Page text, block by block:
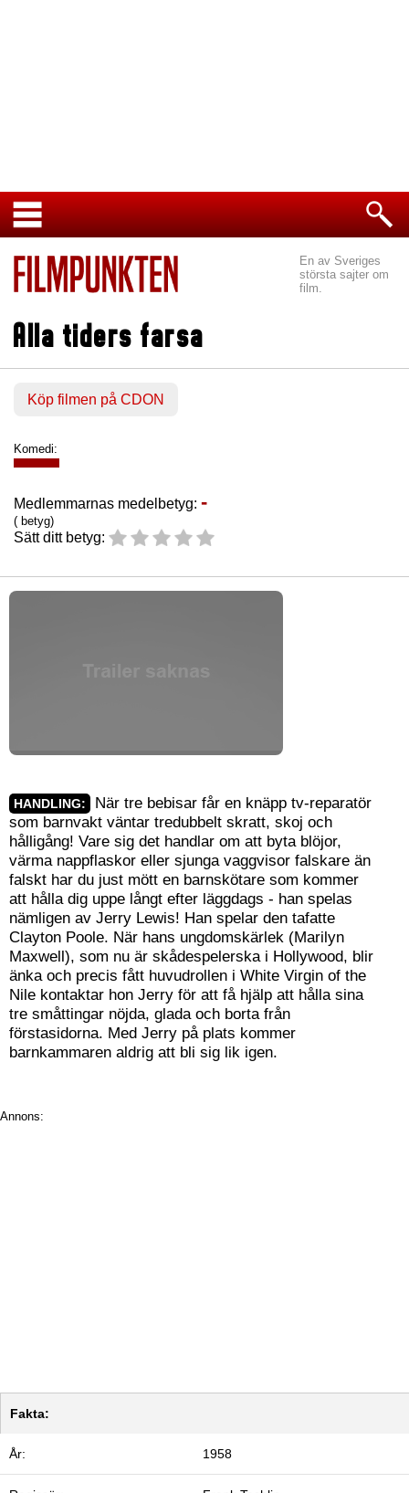
En av Sveriges
största sajter om
film.
Alla tiders farsa
Köp filmen på CDON
Komedi:
Medlemmarnas medelbetyg: -
( betyg)
Sätt ditt betyg:
HANDLING:
När tre bebisar får en knäpp tv-reparatör
som barnvakt väntar tredubbelt skratt, skoj och
hålligång! Vare sig det handlar om att byta blöjor,
värma nappflaskor eller sjunga vaggvisor falskare än
falskt har du just mött en barnskötare som kommer
att hålla dig uppe långt efter läggdags - han spelas
nämligen av Jerry Lewis! Han spelar den tafatte
Clayton Poole. När hans ungdomskärlek (Marilyn
Maxwell), som nu är skådespelerska i Hollywood, blir
änka och precis fått huvudrollen i White Virgin of the
Nile kontaktar hon Jerry för att få hjälp att hålla sina
tre småttingar nöjda, glada och borta från
förstasidorna. Med Jerry på plats kommer
barnkammaren aldrig att bli sig lik igen.
Annons:
Fakta:
År: 1958